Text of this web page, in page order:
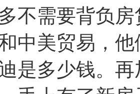
不需要背负
中美贸易，
是多少钱。